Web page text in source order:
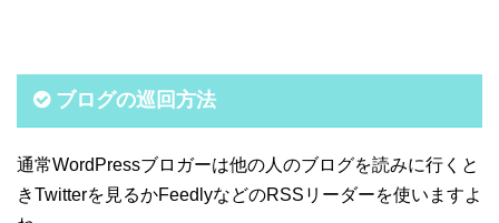
ブログの巡回方法
通常WordPressブロガーは他の人のブログを読みに行くと
きTwitterを見るかFeedlyなどのRSSリーダーを使いますよ